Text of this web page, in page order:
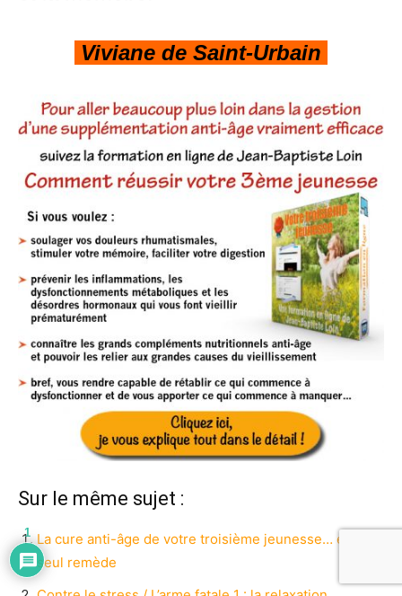
Viviane de Saint-Urbain
Sur le même sujet :
La cure anti-âge de votre troisième jeunesse… en un
seul remède
1